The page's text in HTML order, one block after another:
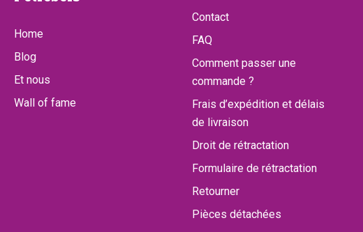
propos
de
Petrebels
Home
Blog
Et nous
Wall of fame
Clientèle
Contact
FAQ
Comment passer une
commande ?
Frais d’expédition et délais
de livraison
Droit de rétractation
Formulaire de rétractation
Retourner
Pièces détachées